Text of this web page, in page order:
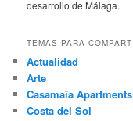
desarrollo de Málaga.
TEMAS PARA
Actualidad
Arte
Casamaïa Apartments
Costa del Sol